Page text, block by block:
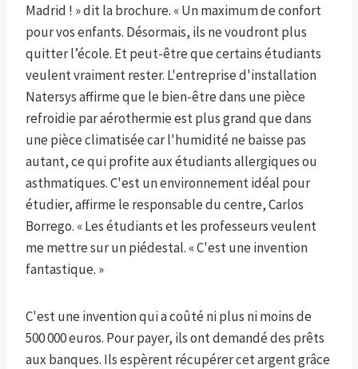
Madrid ! » dit la brochure. « Un maximum de confort
pour vos enfants. Désormais, ils ne voudront plus
quitter l’école. Et peut-être que certains étudiants
veulent vraiment rester. L'entreprise d'installation
Natersys affirme que le bien-être dans une pièce
refroidie par aérothermie est plus grand que dans
une pièce climatisée car l'humidité ne baisse pas
autant, ce qui profite aux étudiants allergiques ou
asthmatiques. C'est un environnement idéal pour
étudier, affirme le responsable du centre, Carlos
Borrego. « Les étudiants et les professeurs veulent
me mettre sur un piédestal. « C'est une invention
fantastique. »
C'est une invention qui a coûté ni plus ni moins de
500 000 euros. Pour payer, ils ont demandé des prêts
aux banques. Ils espèrent récupérer cet argent grâce